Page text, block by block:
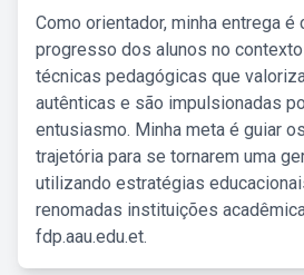
Como orientador, minha entrega é
progresso dos alunos no
técnicas pedagógicas que
autênticas e são impulsionadas
entusiasmo. Minha meta é guiar
trajetória para se tornarem uma
utilizando estratégias
renomadas instituições
fdp.aau.edu.et.